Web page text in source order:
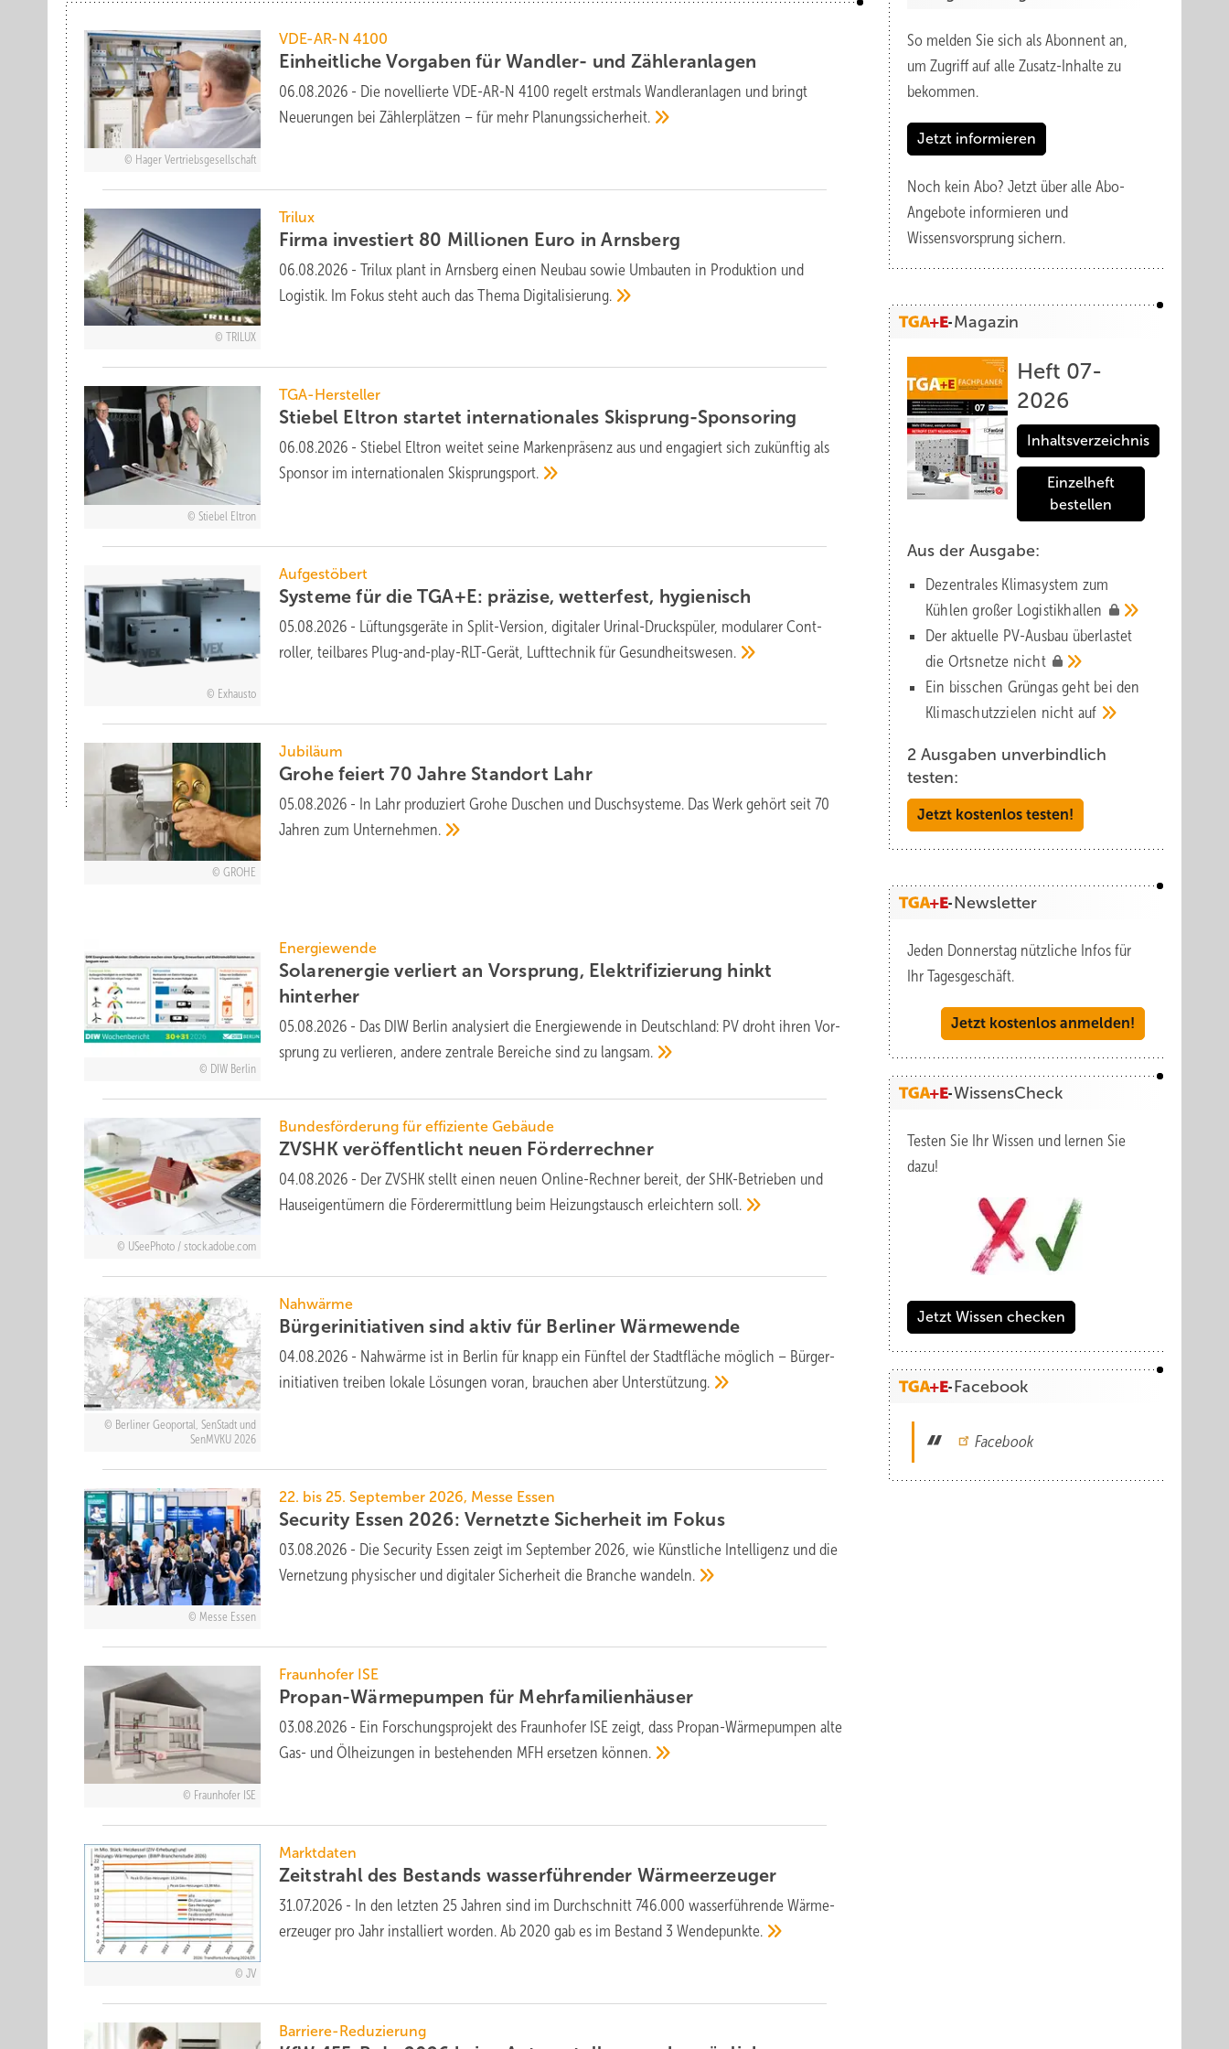
Hager Vertriebsgesellschaft
VDE-AR-N 4100
Einheitliche Vor­ga­ben für Wand­ler- und Zäh­ler­an­la­gen
06.08.2026 - Die novellierte VDE-AR-N 4100 regelt erstmals Wandleranlagen und bringt
Neuerungen bei Zählerplätzen – für mehr Planungssicherheit.
TRILUX
Trilux
Firma investiert 80 Millionen Euro inArnsberg
06.08.2026 - Trilux plant in Arnsberg einen Neubau sowie Umbauten in Produktion und
Logistik. Im Fokus steht auch das Thema Digitalisierung.
Stiebel Eltron
TGA-Hersteller
Stiebel Eltron startet internatio­nales Ski­sprung-Spon­soring
06.08.2026 - Stiebel Eltron weitet seine Marken­prä­senz aus und enga­giert sich zukünftig als
Sponsor im inter­na­tio­na­len Ski­sprung­sport.
Exhausto
Aufgestöbert
Systeme für die TGA+E: präzise, wetter­fest, hygienisch
05.08.2026 - Lüftungsgeräte in Split-Version, digi­taler Urinal-Druck­spüler, modu­larer Cont­
roller, teil­bares Plug-and-play-RLT-Gerät, Luft­technik für Gesund­heitswesen.
GROHE
Jubiläum
Grohe feiert 70 Jahre Standort Lahr
05.08.2026 - In Lahr produziert Grohe Duschen und Duschsysteme. Das Werk gehört seit 70
Jahren zum Unternehmen.
DIW Berlin
Energiewende
Solarenergie verliert an Vor­sprung, Elek­tri­fi­zie­rung hinkt
hinterher
05.08.2026 - Das DIW Berlin analysiert die Ener­gie­wende in Deutsch­land: PV droht ihren Vor­
sprung zu ver­lie­ren, andere zent­rale Berei­che sind zu langsam.
USeePhoto / stock.adobe.com
Bundesförderung für effiziente Gebäude
ZVSHK veröffentlicht neuen Förderrechner
04.08.2026 - Der ZVSHK stellt einen neuen Online-Rechner bereit, der SHK-Betrieben und
Hauseigentümern die Förderermittlung beim Heizungstausch erleichtern soll.
Berliner Geoportal, SenStadt und
SenMVKU 2026
Nahwärme
Bürger­ini­tia­ti­ven sind aktiv für Ber­li­nerWärmewende
04.08.2026 - Nahwärme ist in Berlin für knapp ein Fünftel der Stadt­fläche mög­lich – Bürger­
ini­tia­ti­ven trei­ben lokale Lösun­gen voran, brau­chen aber Unter­stützung.
Messe Essen
22. bis 25. September 2026, Messe Essen
Security Essen 2026: Ver­netz­te Si­cher­heit im Fo­kus
03.08.2026 - Die Security Essen zeigt im September 2026, wie Künstliche Intelligenz und die
Vernetzung physischer und digitaler Sicherheit die Branche wandeln.
Fraunhofer ISE
Fraunhofer ISE
Propan-Wärme­pum­pen für Mehr­fa­mi­lien­häuser
03.08.2026 - Ein Forschungsprojekt des Fraun­hofer ISE zeigt, dass Pro­pan-Wärme­pum­pen alte
Gas- und Öl­hei­zun­gen in be­ste­hen­den MFH erset­zen kön­nen.
JV
Marktdaten
Zeitstrahl des Bestands wasser­führender Wärmeerzeuger
31.07.2026 - In den letzten 25 Jahren sind im Durch­schnitt 746.000 wasser­führende Wärme­
erzeuger pro Jahr installiert wor­den. Ab 2020 gab es im Be­stand 3 Wende­punkte.
Barriere-Reduzierung
So melden Sie sich als Abonnent an,
um Zugriff auf alle Zusatz-Inhalte zu
bekommen.
Jetzt informieren
Noch kein Abo? Jetzt über alle Abo-
Angebote informieren und
Wissensvorsprung sichern.
Magazin
Heft 07-
2026
Inhaltsverzeichnis
Einzelheft
bestellen
Aus der Ausgabe:
Dezentrales Klimasystem zum
Kühlen großer Logistik­hallen
Der aktuelle PV-Ausbau über­lastet
die Orts­netze nicht
Ein bisschen Grüngas geht bei den
Klima­schutz­zielen nicht auf
2 Ausgaben unverbindlich
testen:
Jetzt kostenlos testen!
Newsletter
Jeden Donnerstag nützliche Infos für
Ihr Tagesgeschäft.
Jetzt kostenlos anmelden!
WissensCheck
Testen Sie Ihr Wissen und lernen Sie
dazu!
Jetzt Wissen checken
Facebook
Facebook